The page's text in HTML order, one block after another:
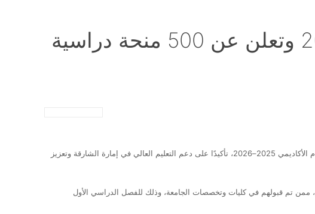
الجامعة القاسمية تعتمد موازنة 2025–2026 وتعلن عن 500 منحة دراسية
للعام الأكاديمي 2025–2026، تأكيدًا على دعم التعليم العالي في إمارة الشارقة وتعزيز
، ممن تم قبولهم في كليات وتخصصات الجامعة، وذلك للفصل الدراسي الأول